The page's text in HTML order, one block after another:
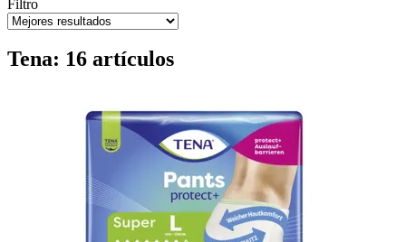
Filtro
Tena: 16 artículos